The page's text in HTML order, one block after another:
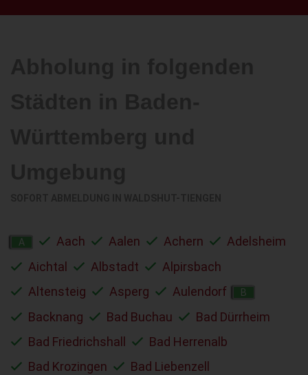
A Aach Aalen Achern
Adelsheim
Aichtal
Albstadt
Alpirsbach
Altensteig
Asperg Aulendorf B
Backnang Bad Buchau
Bad Dürrheim
Bad Friedrichshall
Bad Herrenalb
Bad Krozingen
Bad Liebenzell